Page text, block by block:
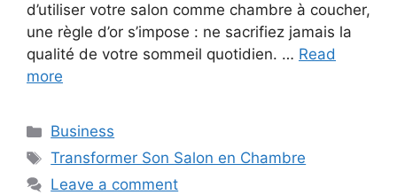
d’utiliser votre salon comme chambre à coucher,
une règle d’or s’impose : ne sacrifiez jamais la
qualité de votre sommeil quotidien. … Read
more
Categories
Business
Tags
Transformer Son Salon en Chambre
Leave a comment